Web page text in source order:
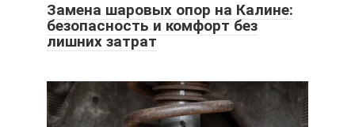
Замена шаровых опор на Калине:
безопасность и комфорт без
лишних затрат